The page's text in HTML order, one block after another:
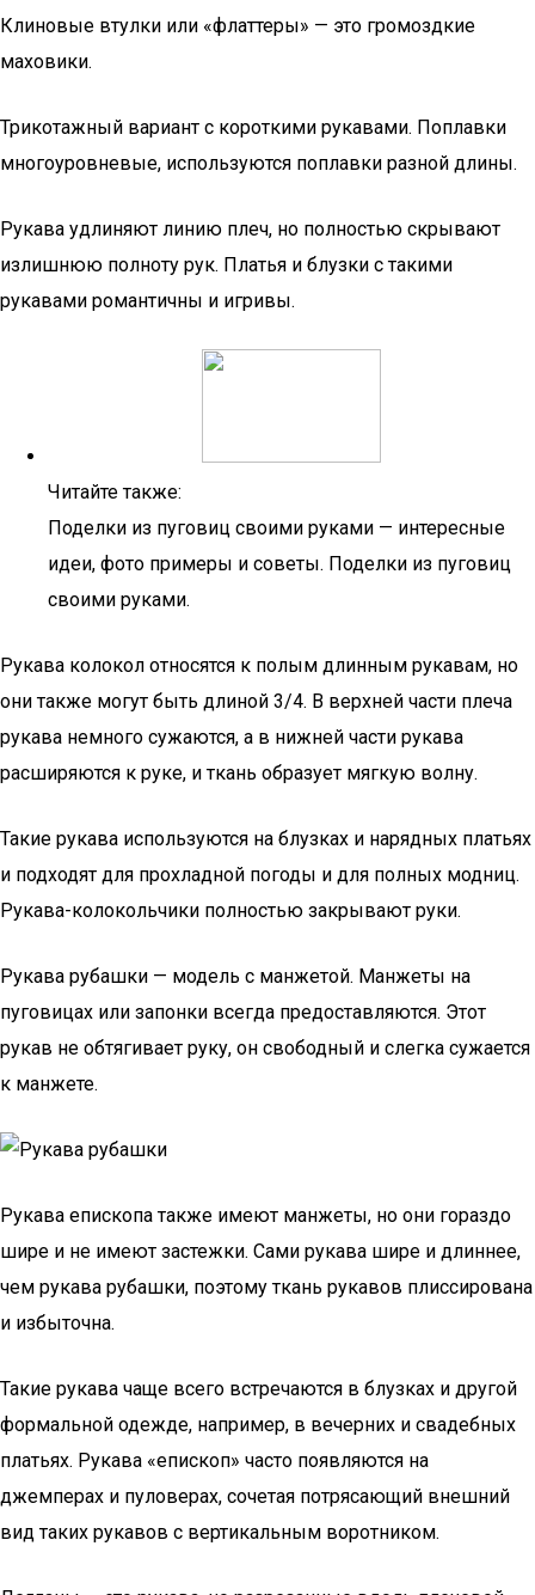
Клиновые втулки или «флаттеры» — это громоздкие
маховики.
Трикотажный вариант с короткими рукавами. Поплавки
многоуровневые, используются поплавки разной длины.
Рукава удлиняют линию плеч, но полностью скрывают
излишнюю полноту рук. Платья и блузки с такими
рукавами романтичны и игривы.
Читайте также:
Поделки из пуговиц своими руками — интересные
идеи, фото примеры и советы. Поделки из пуговиц
своими руками.
Рукава колокол относятся к полым длинным рукавам, но
они также могут быть длиной 3/4. В верхней части плеча
рукава немного сужаются, а в нижней части рукава
расширяются к руке, и ткань образует мягкую волну.
Такие рукава используются на блузках и нарядных платьях
и подходят для прохладной погоды и для полных модниц.
Рукава-колокольчики полностью закрывают руки.
Рукава рубашки — модель с манжетой. Манжеты на
пуговицах или запонки всегда предоставляются. Этот
рукав не обтягивает руку, он свободный и слегка сужается
к манжете.
Рукава епископа также имеют манжеты, но они гораздо
шире и не имеют застежки. Сами рукава шире и длиннее,
чем рукава рубашки, поэтому ткань рукавов плиссирована
и избыточна.
Такие рукава чаще всего встречаются в блузках и другой
формальной одежде, например, в вечерних и свадебных
платьях. Рукава «епископ» часто появляются на
джемперах и пуловерах, сочетая потрясающий внешний
вид таких рукавов с вертикальным воротником.